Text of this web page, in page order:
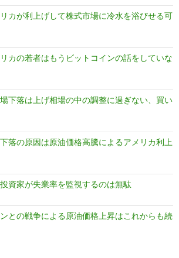
カが利上げして株式市場に冷水を浴びせる可
カの若者はもうビットコインの話をしていな
下落は上げ相場の中の調整に過ぎない、買い
落の原因は原油価格高騰によるアメリカ利上
資家が失業率を監視するのは無駄
との戦争による原油価格上昇はこれからも続